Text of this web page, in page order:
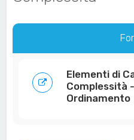
Elementi di
Complessità
Ordinamento